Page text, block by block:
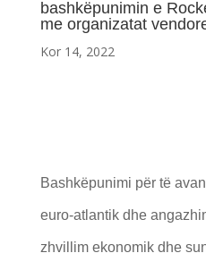
bashkëpunimin e
me organizatat
Kor 14, 2022
Bashkëpunimi për të
euro-atlantik dhe
zhvillim ekonomik dhe